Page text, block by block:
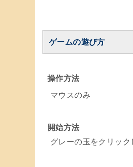
ゲームの遊び方
操作方法
マウスのみ
開始方法
グレーの玉をクリック